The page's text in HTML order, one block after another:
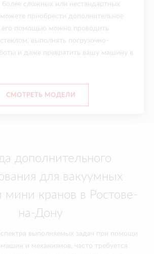
сложных или нестандартных
приобрести дополнительное
его помощью можно проводить
выполнять погрузочно-
и даже превратить вашу машину в
СМОТРЕТЬ МОДЕЛИ
дополнительного
для вакуумных
мини кранов в Ростове-
на-Дону
выполняемых задач при помощи
машин и механизмов, часто требуется